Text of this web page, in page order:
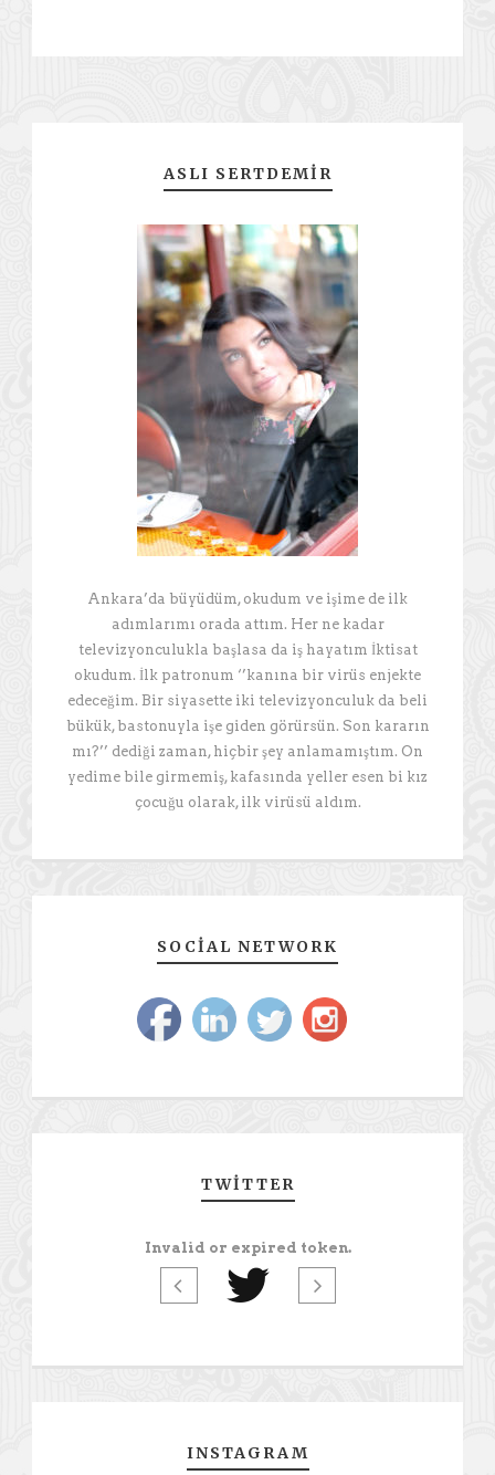
ASLI SERTDEMIR
Ankara’da büyüdüm, okudum ve işime de ilk
adımlarımı orada attım. Her ne kadar
televizyonculukla başlasa da iş hayatım İktisat
okudum. İlk patronum ‘’kanına bir virüs enjekte
edeceğim. Bir siyasette iki televizyonculuk da beli
bükük, bastonuyla işe giden görürsün. Son kararın
mı?’’ dediği zaman, hiçbir şey anlamamıştım. On
yedime bile girmemiş, kafasında yeller esen bi kız
çocuğu olarak, ilk virüsü aldım.
SOCIAL NETWORK
TWITTER
Invalid or expired token.
INSTAGRAM